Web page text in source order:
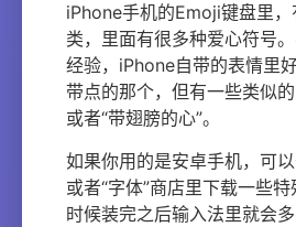
iPhone手机的Emoji键盘里，
类，里面有很多种爱心符号
经验，iPhone自带的表情里
带点的那个，但有一些类似
或者“带翅膀的心”。
如果你用的是安卓手机，可
或者“字体”商店里下载一些
时候装完之后输入法里就会